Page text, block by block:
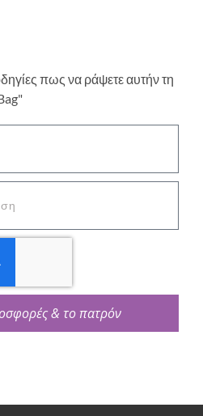
πως να ράψετε αυτήν τη
& το πατρόν